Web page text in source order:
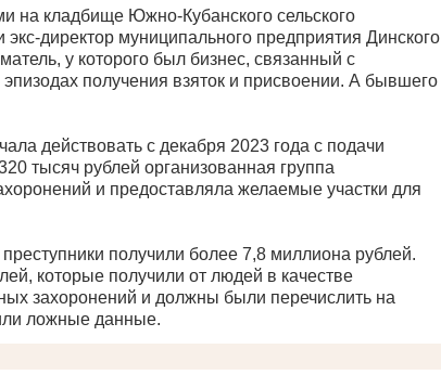
на кладбище Южно-Кубанского сельского
директор муниципального предприятия Динского
у которого был бизнес, связанный с
получения взяток и присвоении. А бывшего
действовать с декабря 2023 года с подачи
тысяч рублей организованная группа
и предоставляла желаемые участки для
получили более 7,8 миллиона рублей.
которые получили от людей в качестве
захоронений и должны были перечислить на
ложные данные.